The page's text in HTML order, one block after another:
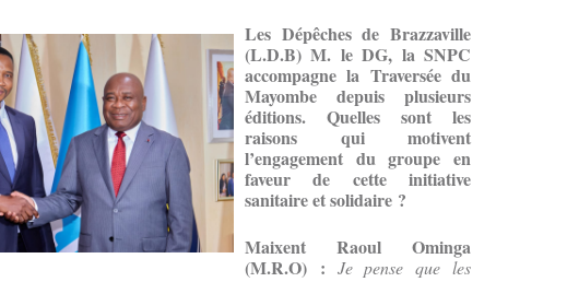
Les Dépêches de Brazzaville
(L.D.B) M. le DG, la SNPC
accompagne la Traversée du
Mayombe depuis plusieurs
éditions. Quelles sont les
raisons qui motivent
l’engagement du groupe en
faveur de cette initiative
sanitaire et solidaire ?
Maixent Raoul Ominga
(M.R.O) : Je pense que les